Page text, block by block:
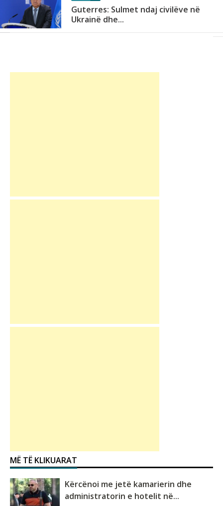
Guterres: Sulmet ndaj civilëve në
Ukrainë dhe...
MË TË KLIKUARAT
Kërcënoi me jetë kamarierin dhe
administratorin e hotelit në...